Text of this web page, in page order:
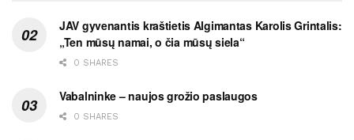
JAV gyvenantis kraštietis Algimantas Karolis Grintalis:
„Ten mūsų namai, o čia mūsų siela“
0 SHARES
Vabalninke – naujos grožio paslaugos
0 SHARES